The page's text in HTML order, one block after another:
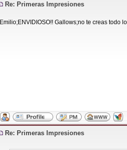
Re: Primeras Impresiones
Emilio;ENVIDIOSO!! Gallows;no te creas
Re: Primeras Impresiones